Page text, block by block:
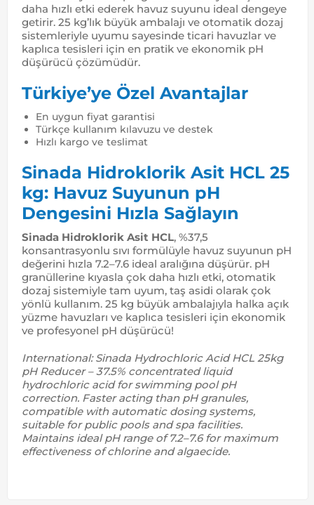
daha hızlı etki ederek havuz suyunu ideal dengeye
getirir. 25 kg’lık büyük ambalajı ve otomatik dozaj
sistemleriyle uyumu sayesinde ticari havuzlar ve
kaplıca tesisleri için en pratik ve ekonomik pH
düşürücü çözümüdür.
Türkiye’ye Özel Avantajlar
En uygun fiyat garantisi
Türkçe kullanım kılavuzu ve destek
Hızlı kargo ve teslimat
Sinada Hidroklorik Asit HCL 25
kg: Havuz Suyunun pH
Dengesini Hızla Sağlayın
Sinada Hidroklorik Asit HCL, %37,5
konsantrasyonlu sıvı formülüyle havuz suyunun pH
değerini hızla 7.2–7.6 ideal aralığına düşürür. pH
granüllerine kıyasla çok daha hızlı etki, otomatik
dozaj sistemiyle tam uyum, taş asidi olarak çok
yönlü kullanım. 25 kg büyük ambalajıyla halka açık
yüzme havuzları ve kaplıca tesisleri için ekonomik
ve profesyonel pH düşürücü!
International: Sinada Hydrochloric Acid HCL 25kg
pH Reducer – 37.5% concentrated liquid
hydrochloric acid for swimming pool pH
correction. Faster acting than pH granules,
compatible with automatic dosing systems,
suitable for public pools and spa facilities.
Maintains ideal pH range of 7.2–7.6 for maximum
effectiveness of chlorine and algaecide.